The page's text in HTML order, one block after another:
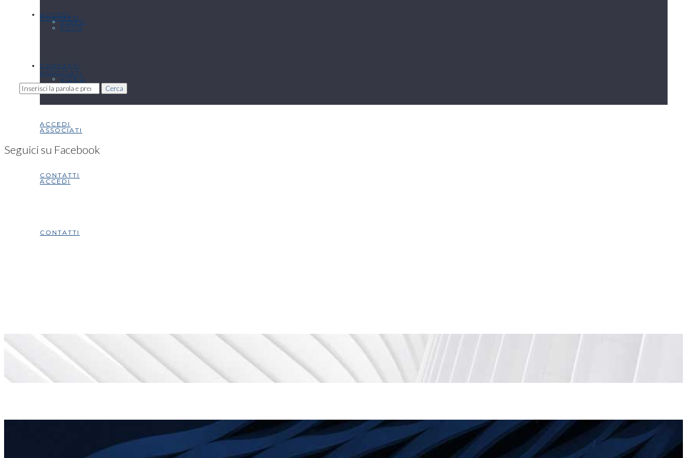
ACCEDI
CONTATTI
CONTATTI
Cerca
VIDEO
ASSOCIATI
ACCEDI
CONTATTI
FOTO
VIDEO
ASSOCIATI
ACCEDI
CONTATTI
Seguici su Facebook